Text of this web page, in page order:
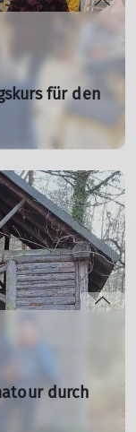
für den
Hilfe-
durch